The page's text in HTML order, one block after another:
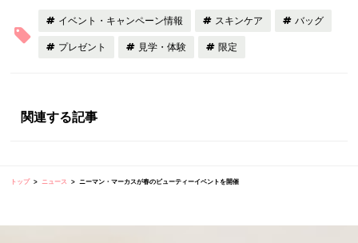
イベント・キャンペーン情報 スキンケア バッグ
プレゼント 見学・体験 限定
関連する記事
トップ ニュース ニーマン・マーカスが春のビューティーイベントを開催